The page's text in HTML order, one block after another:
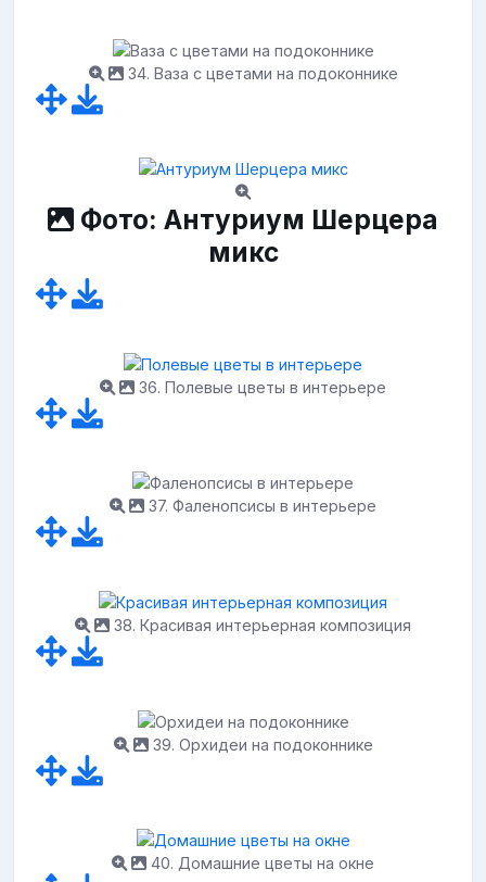
34. Ваза с цветами на подоконнике
Фото: Антуриум Шерцера
микс
36. Полевые цветы в интерьере
37. Фаленопсисы в интерьере
38. Красивая интерьерная композиция
39. Орхидеи на подоконнике
40. Домашние цветы на окне